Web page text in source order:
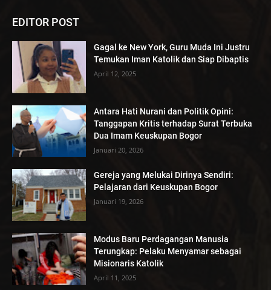
EDITOR POST
Gagal ke New York, Guru Muda Ini Justru
Temukan Iman Katolik dan Siap Dibaptis
April 12, 2025
Antara Hati Nurani dan Politik Opini:
Tanggapan Kritis terhadap Surat Terbuka
Dua Imam Keuskupan Bogor
Januari 20, 2026
Gereja yang Melukai Dirinya Sendiri:
Pelajaran dari Keuskupan Bogor
Januari 19, 2026
Modus Baru Perdagangan Manusia
Terungkap: Pelaku Menyamar sebagai
Misionaris Katolik
April 11, 2025